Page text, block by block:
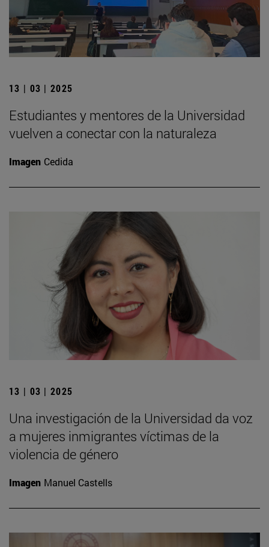
13 | 03 | 2025
Estudiantes y mentores de la Universidad
vuelven a conectar con la naturaleza
Imagen Cedida
13 | 03 | 2025
Una investigación de la Universidad da voz
a mujeres inmigrantes víctimas de la
violencia de género
Imagen Manuel Castells